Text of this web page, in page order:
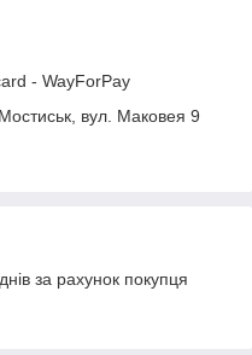
- WayForPay
вул. Маковея 9
за рахунок покупця